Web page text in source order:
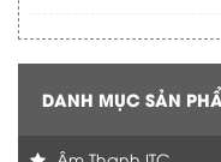
DANH MỤC SẢN